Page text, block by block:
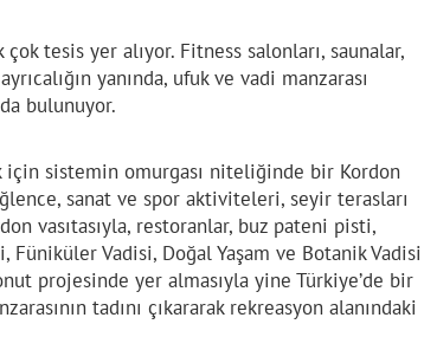
tesis yer alıyor. Fitness salonları, saunalar,
yanında, ufuk ve vadi manzarası
bulunuyor.
için sistemin omurgası niteliğinde bir Kordon
sanat ve spor aktiviteleri, seyir terasları
vasıtasıyla, restoranlar, buz pateni pisti,
Füniküler Vadisi, Doğal Yaşam ve Botanik Vadisi
projesinde yer almasıyla yine Türkiye’de bir
tadını çıkararak rekreasyon alanındaki